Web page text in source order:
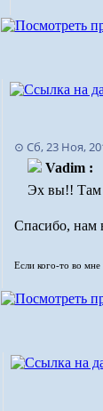
⊙ Сб, 23 Ноя,
Vadim :
Эх вы!! Там
Спасибо, нам
Если кого-то во мне